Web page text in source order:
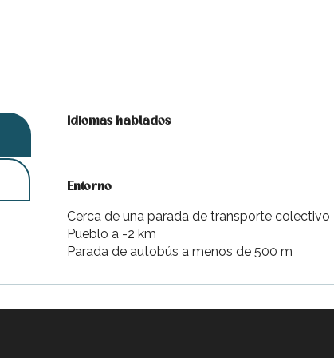
Idiomas hablados
Idiomas hablados
Entorno
Entorno
Cerca de una parada de transporte colectivo
Pueblo a -2 km
Parada de autobús a menos de 500 m